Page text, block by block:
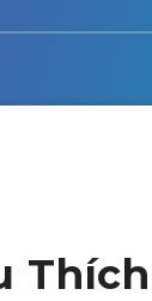
Thích